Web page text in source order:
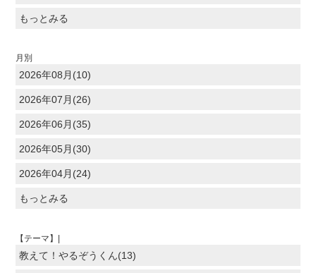
もっとみる
月別
2026年08月(10)
2026年07月(26)
2026年06月(35)
2026年05月(30)
2026年04月(24)
もっとみる
【テーマ】|
教えて！やるぞうくん(13)